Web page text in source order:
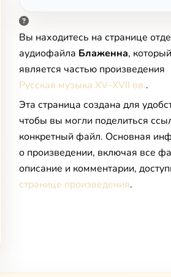
Вы находитесь на странице
аудиофайла Блаженна, который
является частью произведения
Русская музыка XV–XVII вв..
Эта страница создана для
чтобы вы могли поделиться
конкретный файл. Основная
о произведении, включая все
описание и комментарии,
странице произведения.